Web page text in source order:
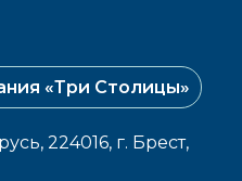
«Три Столицы»
224016, г. Брест,